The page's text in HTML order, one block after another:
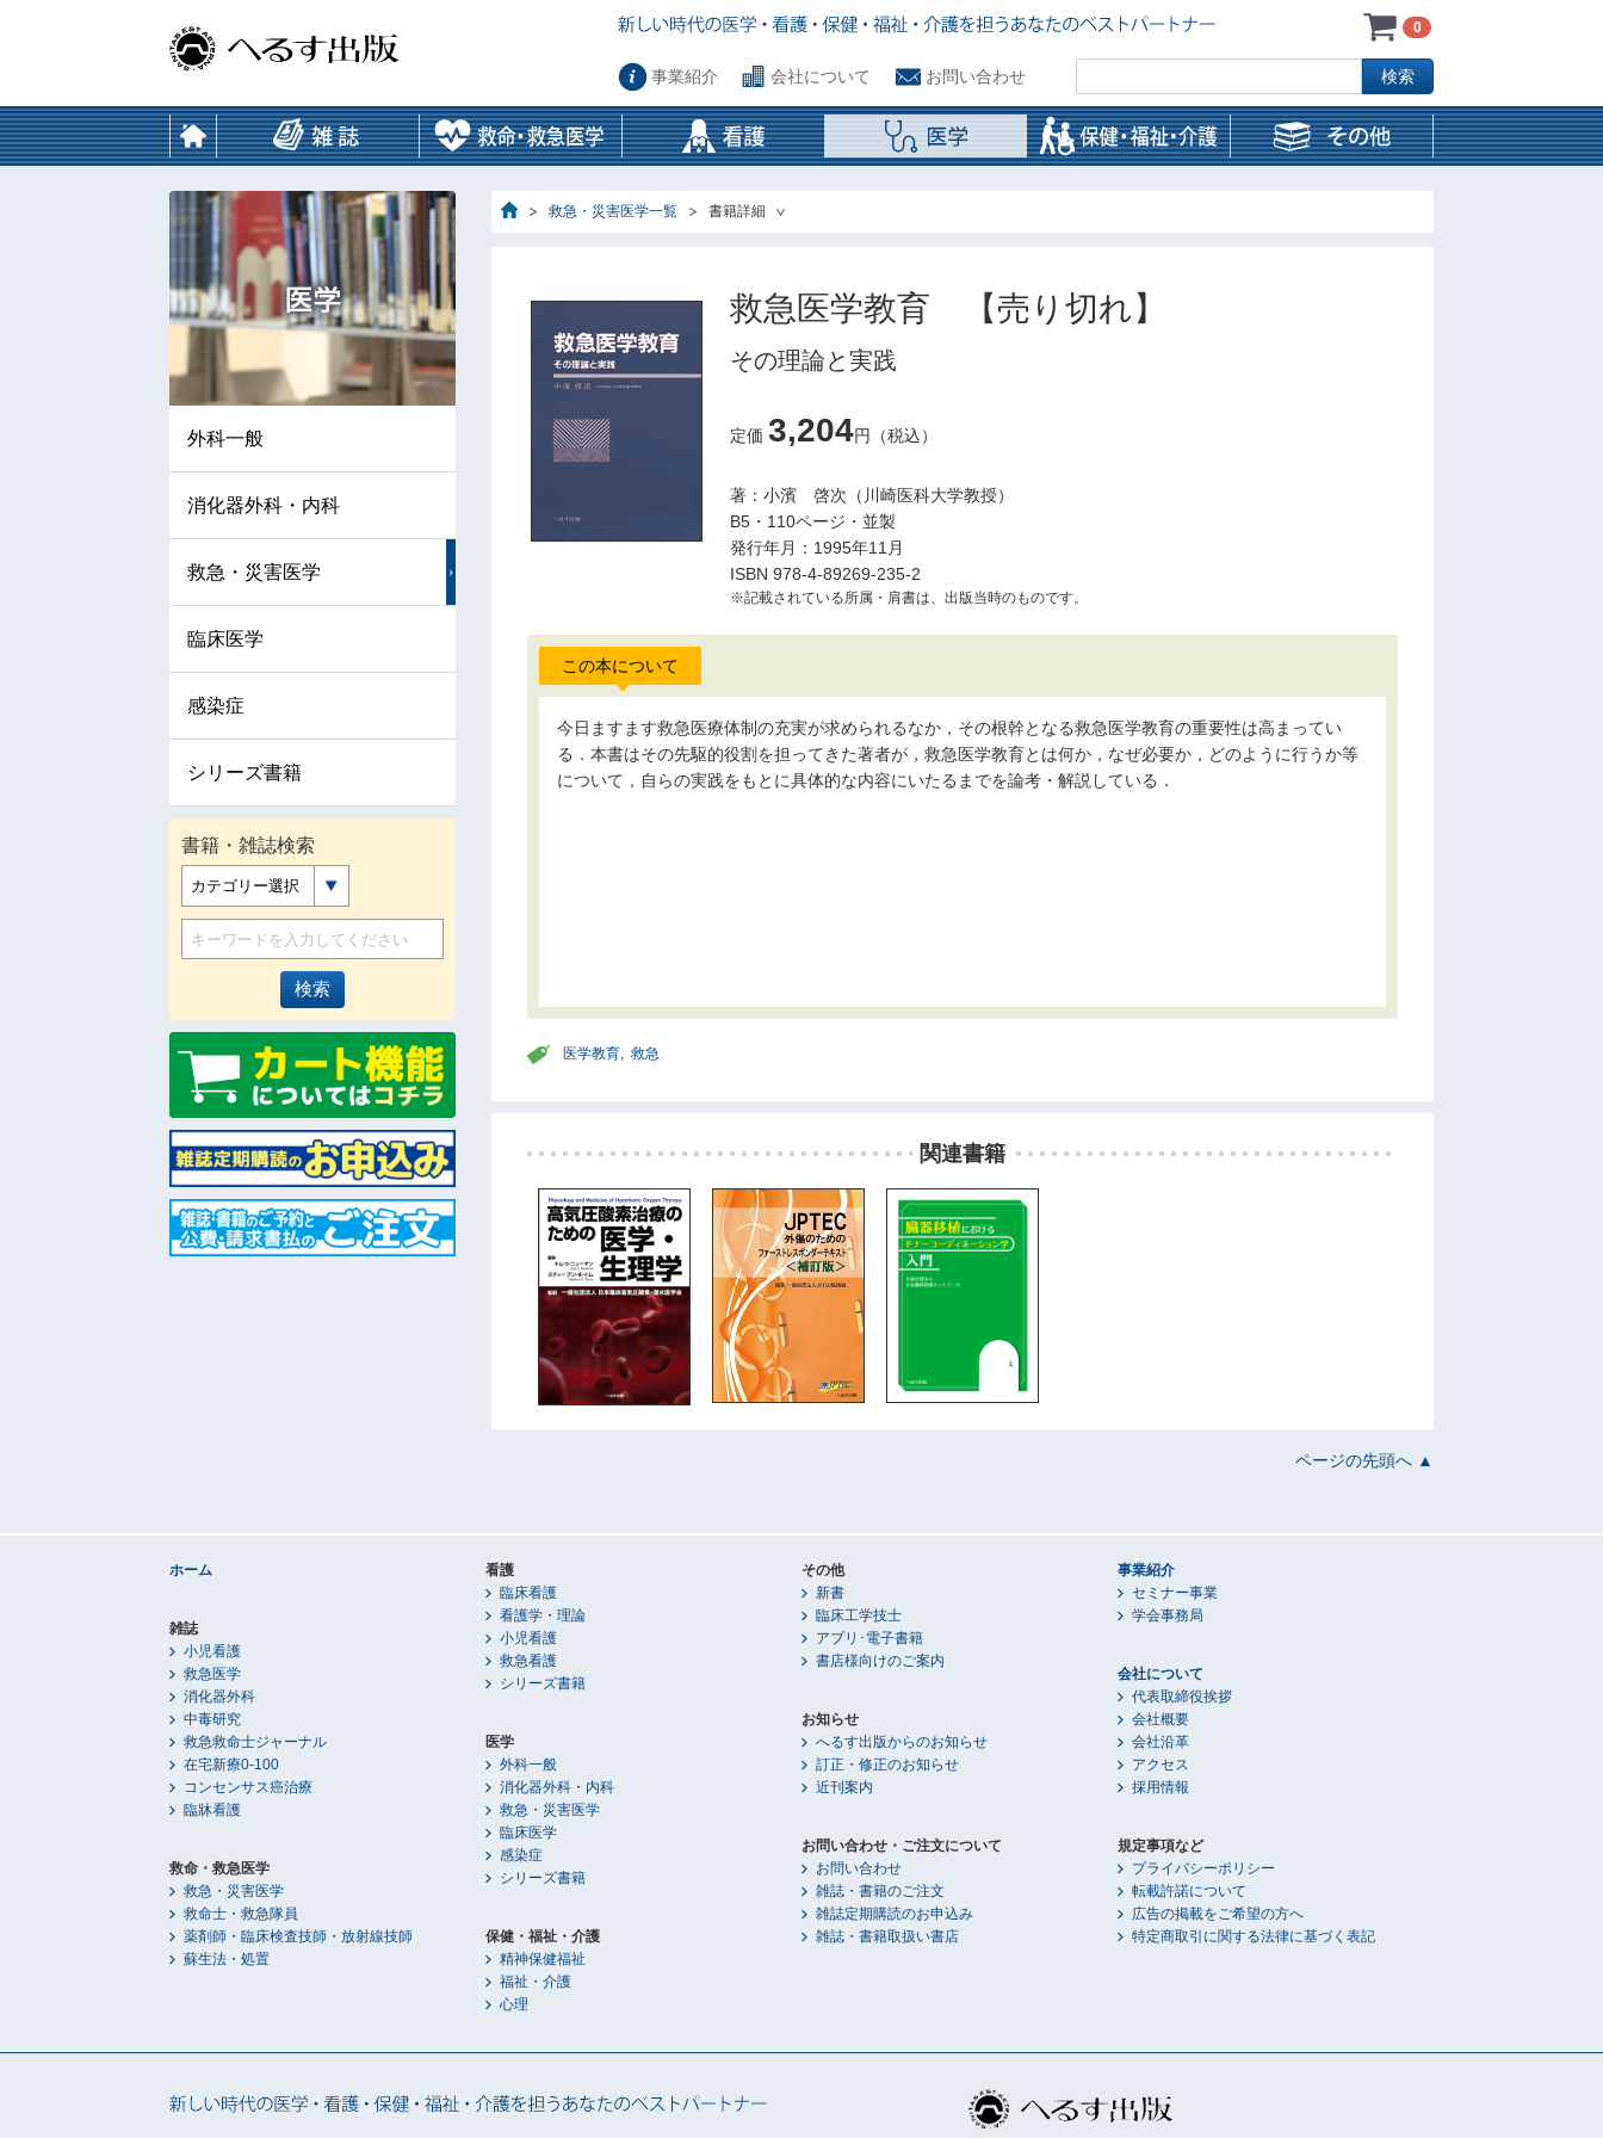
0
事業紹介 会社について お問い合わせ
救急・災害医学一覧 書籍詳細
救急医学教育 【売り切れ】
その理論と実践
定価 3,204円（税込）
著：小濱 啓次（川崎医科大学教授）
B5・110ページ・並製
発行年月：1995年11月
ISBN 978-4-89269-235-2
※記載されている所属・肩書は、出版当時のものです。
この本について
今日ますます救急医療体制の充実が求められるなか，その根幹となる救急医学教育の重要性は高まってい
る．本書はその先駆的役割を担ってきた著者が，救急医学教育とは何か，なぜ必要か，どのように行うか等
について，自らの実践をもとに具体的な内容にいたるまでを論考・解説している．
医学教育, 救急
関連書籍
外科一般
消化器外科・内科
救急・災害医学
臨床医学
感染症
シリーズ書籍
書籍・雑誌検索
カテゴリー選択
ページの先頭へ ▲
ホーム
雑誌
小児看護
救急医学
消化器外科
中毒研究
救急救命士ジャーナル
在宅新療0-100
コンセンサス癌治療
臨牀看護
救命・救急医学
救急・災害医学
救命士・救急隊員
薬剤師・臨床検査技師・放射線技師
蘇生法・処置
看護
臨床看護
看護学・理論
小児看護
救急看護
シリーズ書籍
医学
外科一般
消化器外科・内科
救急・災害医学
臨床医学
感染症
シリーズ書籍
保健・福祉・介護
精神保健福祉
福祉・介護
心理
その他
新書
臨床工学技士
アプリ･電子書籍
書店様向けのご案内
お知らせ
へるす出版からのお知らせ
訂正・修正のお知らせ
近刊案内
お問い合わせ・ご注文について
お問い合わせ
雑誌・書籍のご注文
雑誌定期購読のお申込み
雑誌・書籍取扱い書店
事業紹介
セミナー事業
学会事務局
会社について
代表取締役挨拶
会社概要
会社沿革
アクセス
採用情報
規定事項など
プライバシーポリシー
転載許諾について
広告の掲載をご希望の方へ
特定商取引に関する法律に基づく表記